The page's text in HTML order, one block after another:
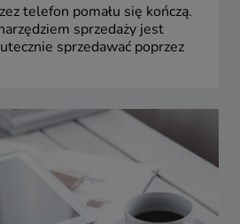
telefon pomału się kończą.
sprzedaży jest
sprzedawać poprzez